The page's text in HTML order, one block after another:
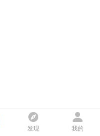
发现 我的